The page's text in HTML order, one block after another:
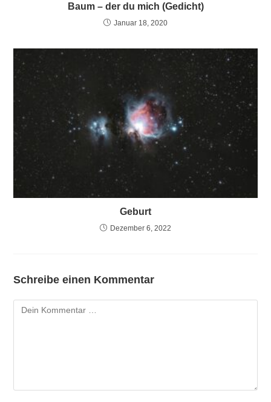
Baum – der du mich (Gedicht)
Januar 18, 2020
Geburt
Dezember 6, 2022
Schreibe einen Kommentar